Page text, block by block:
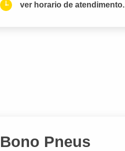
ver horario de atendimento.
Bono Pneus